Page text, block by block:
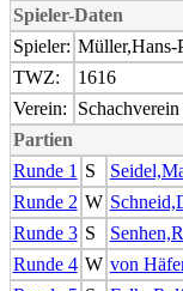
Spieler-Daten
Spieler: Müller,Hans-
TWZ:
1616
Verein:
Partien
Runde 1 S
Runde 2 W
Runde 3 S
Runde 4 W von